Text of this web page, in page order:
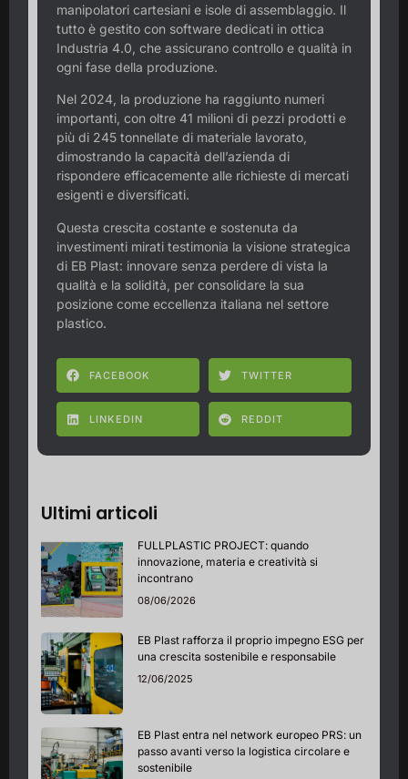
manipolatori cartesiani e isole di assemblaggio. Il
tutto è gestito con software dedicati in ottica
Industria 4.0, che assicurano controllo e qualità in
ogni fase della produzione.
Nel 2024, la produzione ha raggiunto numeri
importanti, con oltre 41 milioni di pezzi prodotti e
più di 245 tonnellate di materiale lavorato,
dimostrando la capacità dell’azienda di
rispondere efficacemente alle richieste di mercati
esigenti e diversificati.
Questa crescita costante e sostenuta da
investimenti mirati testimonia la visione strategica
di EB Plast: innovare senza perdere di vista la
qualità e la solidità, per consolidare la sua
posizione come eccellenza italiana nel settore
plastico.
FACEBOOK TWITTER
LINKEDIN REDDIT
Ultimi articoli
FULLPLASTIC PROJECT: quando
innovazione, materia e creatività si
incontrano
08/06/2026
EB Plast rafforza il proprio impegno ESG per
una crescita sostenibile e responsabile
12/06/2025
EB Plast entra nel network europeo PRS: un
passo avanti verso la logistica circolare e
sostenibile